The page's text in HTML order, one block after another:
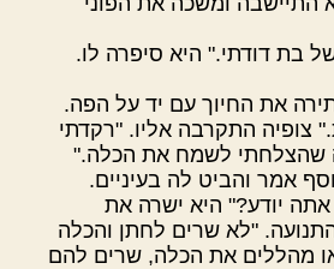
בת דודתי." היא סיפרה לו.
את החיוך עם יד על הפה.
צופיה התקרבה אליו. "רקדתי
שהצלחתי לשמח את הכלה."
אמר והביט לה בעיניים.
אתה יודע?" היא ישרה את
"לא שרים לחתן והכלה
מהללים את הכלה, שרים להם